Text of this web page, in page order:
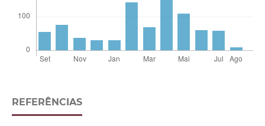
REFERÊNCIAS